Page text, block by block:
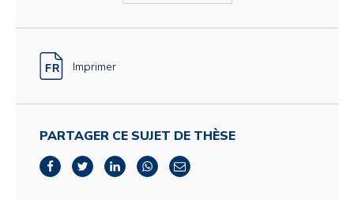
Imprimer
PARTAGER CE SUJET DE THÈSE